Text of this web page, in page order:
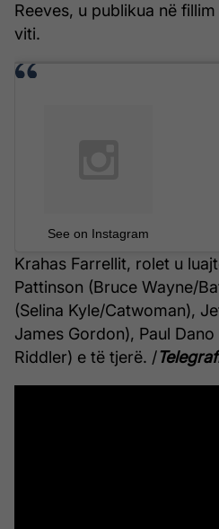
Reeves, u publikua në
viti.
See on Instagram
Krahas Farrellit, rolet u
Pattinson (Bruce Wayne/
(Selina Kyle/Catwoman),
James Gordon), Paul
Riddler) e të tjerë. /